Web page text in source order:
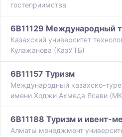
гостеприимства
6B11129 Международный
Казахский университет
Кулажанова (КазУТБ)
6B11157 Туризм
Международный казахско-
имени Ходжи Ахмеда Ясави
6B11188 Туризм и ивент-
Алматы менеджмент